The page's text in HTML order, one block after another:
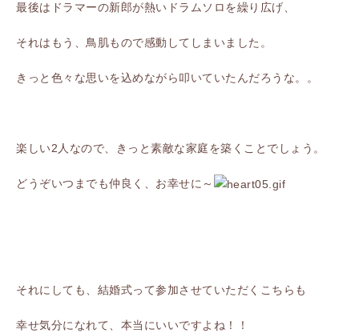
最後はドラマーの新郎が熱いドラムソロを繰り広げ、
それはもう、鳥肌もので感動してしまいました。
きっと色々な思いを込めながら叩いていたんだろうな。。
楽しい2人なので、きっと素敵な家庭を築くことでしょう。
どうぞいつまでも仲良く、お幸せに～
それにしても、結婚式って参加させていただくこちらも
幸せ気分になれて、本当にいいですよね！！